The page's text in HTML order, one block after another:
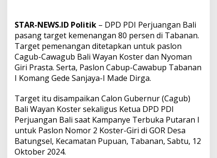
e
r
a
s
a
n
a
r
g
e
t
K
STAR-NEWS.ID Politik – DPD PDI Perjuangan Bali
pasang target kemenangan 80 persen di Tabanan.
Target pemenangan ditetapkan untuk paslon
Cagub-Cawagub Bali Wayan Koster dan Nyoman
Giri Prasta. Serta, Paslon Cabup-Cawabup Tabanan
I Komang Gede Sanjaya-I Made Dirga.
Target itu disampaikan Calon Gubernur (Cagub)
Bali Wayan Koster sekaligus Ketua DPD PDI
Perjuangan Bali saat Kampanye Terbuka Putaran I
untuk Paslon Nomor 2 Koster-Giri di GOR Desa
Batungsel, Kecamatan Pupuan, Tabanan, Sabtu, 12
Oktober 2024.